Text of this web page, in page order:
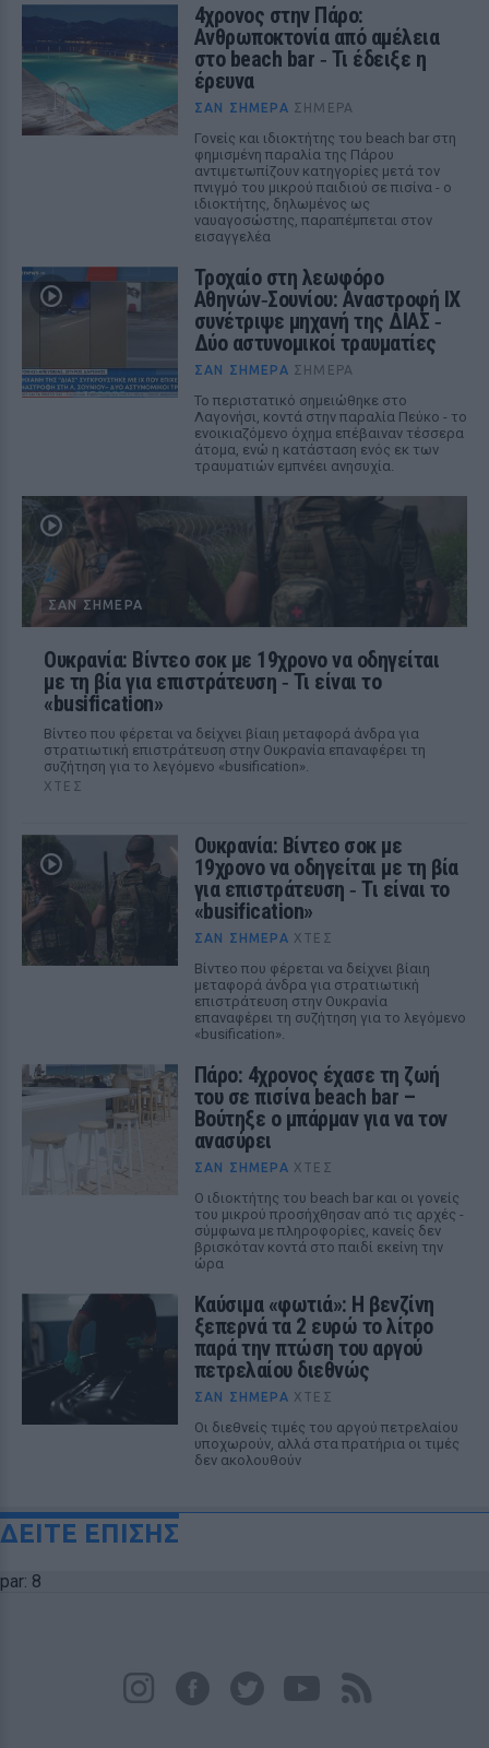
4χρονος στην Πάρο:
Ανθρωποκτονία από αμέλεια
στο beach bar ‑ Τι έδειξε η
έρευνα
ΣΑΝ ΣΉΜΕΡΑ ΣΉΜΕΡΑ
Γονείς και ιδιοκτήτης του beach bar στη
φημισμένη παραλία της Πάρου
αντιμετωπίζουν κατηγορίες μετά τον
πνιγμό του μικρού παιδιού σε πισίνα - ο
ιδιοκτήτης, δηλωμένος ως
ναυαγοσώστης, παραπέμπεται στον
εισαγγελέα
Τροχαίο στη λεωφόρο
Αθηνών‑Σουνίου: Αναστροφή ΙΧ
συνέτριψε μηχανή της ΔΙΑΣ ‑
Δύο αστυνομικοί τραυματίες
ΣΑΝ ΣΉΜΕΡΑ ΣΉΜΕΡΑ
Το περιστατικό σημειώθηκε στο
Λαγονήσι, κοντά στην παραλία Πεύκο - το
ενοικιαζόμενο όχημα επέβαιναν τέσσερα
άτομα, ενώ η κατάσταση ενός εκ των
τραυματιών εμπνέει ανησυχία.
ΣΑΝ ΣΉΜΕΡΑ
Ουκρανία: Βίντεο σοκ με 19χρονο να οδηγείται
με τη βία για επιστράτευση ‑ Τι είναι το
«busification»
Βίντεο που φέρεται να δείχνει βίαιη μεταφορά άνδρα για
στρατιωτική επιστράτευση στην Ουκρανία επαναφέρει τη
συζήτηση για το λεγόμενο «busification».
ΧΤΕΣ
Ουκρανία: Βίντεο σοκ με
19χρονο να οδηγείται με τη βία
για επιστράτευση ‑ Τι είναι το
«busification»
ΣΑΝ ΣΉΜΕΡΑ ΧΤΕΣ
Βίντεο που φέρεται να δείχνει βίαιη
μεταφορά άνδρα για στρατιωτική
επιστράτευση στην Ουκρανία
επαναφέρει τη συζήτηση για το λεγόμενο
«busification».
Πάρο: 4χρονος έχασε τη ζωή
του σε πισίνα beach bar –
Βούτηξε ο μπάρμαν για να τον
ανασύρει
ΣΑΝ ΣΉΜΕΡΑ ΧΤΕΣ
Ο ιδιοκτήτης του beach bar και οι γονείς
του μικρού προσήχθησαν από τις αρχές -
σύμφωνα με πληροφορίες, κανείς δεν
βρισκόταν κοντά στο παιδί εκείνη την
ώρα
Καύσιμα «φωτιά»: Η βενζίνη
ξεπερνά τα 2 ευρώ το λίτρο
παρά την πτώση του αργού
πετρελαίου διεθνώς
ΣΑΝ ΣΉΜΕΡΑ ΧΤΕΣ
Οι διεθνείς τιμές του αργού πετρελαίου
υποχωρούν, αλλά στα πρατήρια οι τιμές
δεν ακολουθούν
ΔΕΙΤΕ ΕΠΙΣΗΣ
par: 8